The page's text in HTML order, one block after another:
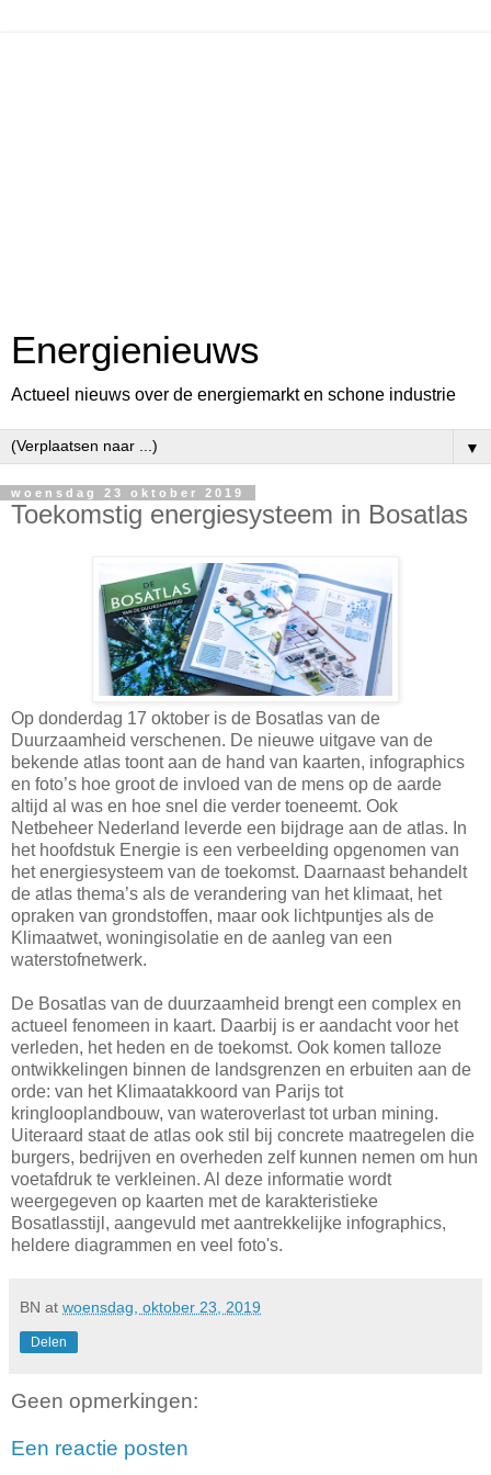
Energienieuws
Actueel nieuws over de energiemarkt en schone industrie
▼
woensdag 23 oktober 2019
Toekomstig energiesysteem in Bosatlas
Op donderdag 17 oktober is de Bosatlas van de
Duurzaamheid verschenen. De nieuwe uitgave van de
bekende atlas toont aan de hand van kaarten, infographics
en foto’s hoe groot de invloed van de mens op de aarde
altijd al was en hoe snel die verder toeneemt. Ook
Netbeheer Nederland leverde een bijdrage aan de atlas. In
het hoofdstuk Energie is een verbeelding opgenomen van
het energiesysteem van de toekomst. Daarnaast behandelt
de atlas thema’s als de verandering van het klimaat, het
opraken van grondstoffen, maar ook lichtpuntjes als de
Klimaatwet, woningisolatie en de aanleg van een
waterstofnetwerk.
De Bosatlas van de duurzaamheid brengt een complex en
actueel fenomeen in kaart. Daarbij is er aandacht voor het
verleden, het heden en de toekomst. Ook komen talloze
ontwikkelingen binnen de landsgrenzen en erbuiten aan de
orde: van het Klimaatakkoord van Parijs tot
kringlooplandbouw, van wateroverlast tot urban mining.
Uiteraard staat de atlas ook stil bij concrete maatregelen die
burgers, bedrijven en overheden zelf kunnen nemen om hun
voetafdruk te verkleinen. Al deze informatie wordt
weergegeven op kaarten met de karakteristieke
Bosatlasstijl, aangevuld met aantrekkelijke infographics,
heldere diagrammen en veel foto's.
BN at woensdag, oktober 23, 2019
Delen
Geen opmerkingen:
Een reactie posten